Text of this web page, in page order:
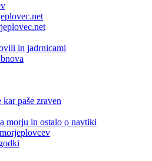
in jadrnicami
paše zraven
morju in ostalo o navtiki